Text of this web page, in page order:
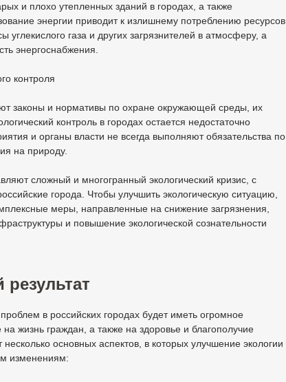
и плохо утепленных зданий в городах, а также
энергии приводит к излишнему потреблению ресурсов.
углекислого газа и других загрязнителей в атмосферу, а
энергоснабжения.
контроля
законы и нормативы по охране окружающей среды, их
контроль в городах остается недостаточно
и органы власти не всегда выполняют обязательства по
на природу.
сложный и многогранный экологический кризис, с
города. Чтобы улучшить экологическую ситуацию,
меры, направленные на снижение загрязнения,
и повышение экологической сознательности
результат
в российских городах будет иметь огромное
жизнь граждан, а также на здоровье и благополучие
основных аспектов, в которых улучшение экологии
изменениям: